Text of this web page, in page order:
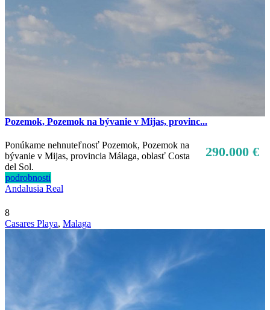
Pozemok, Pozemok na bývanie v Mijas, provinc...
290.000 €
Ponúkame nehnuteľnosť Pozemok, Pozemok na
bývanie v Mijas, provincia Málaga, oblasť Costa
del Sol.
podrobnosti
Andalusia Real
8
Casares Playa, Malaga